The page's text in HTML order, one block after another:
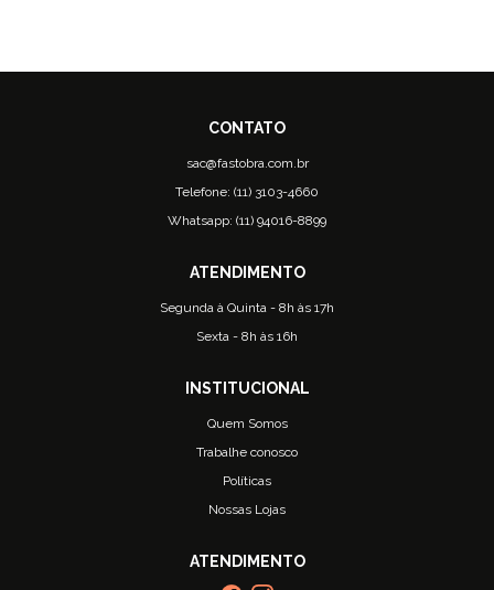
sac@fastobra.com.br
Telefone: (11) 3103-4660
Whatsapp: (11) 94016-8899
Segunda à Quinta - 8h às 17h
Sexta - 8h às 16h
Quem Somos
Trabalhe conosco
Políticas
Nossas Lojas